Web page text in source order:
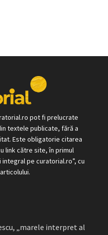
pot fi prelucrate
textele publicate, fără a
Este obligatorie citarea
link către site, în primul
pe curatorial.ro”, cu
„marele interpret al